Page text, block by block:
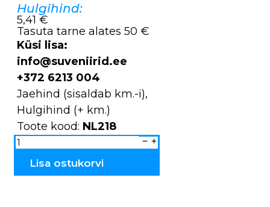
Hulgihind:
5,41 €
Tasuta tarne alates 50 €
Küsi lisa:
info@suveniirid.ee
+372 6213 004
Jaehind (sisaldab km.-i),
Hulgihind (+ km.)
Toote kood: NL218
Kaelakee
NL218
kogus
Lisa ostukorvi